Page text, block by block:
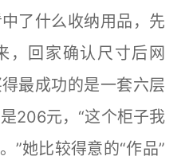
了什么收纳用品，先
，回家确认尺寸后网
最成功的是一套六层
206元，“这个柜子我
”她比较得意的“作品”